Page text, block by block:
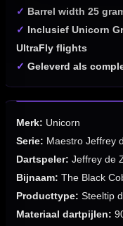
✓ Barrel width 25
✓ Inclusief Unicorn
UltraFly flights
✓ Geleverd als
Merk: Unicorn
Serie: Maestro Jeffrey
Dartspeler: Jeffrey de
Bijnaam: The Black
Producttype: Steeltip
Materiaal dartpijlen: